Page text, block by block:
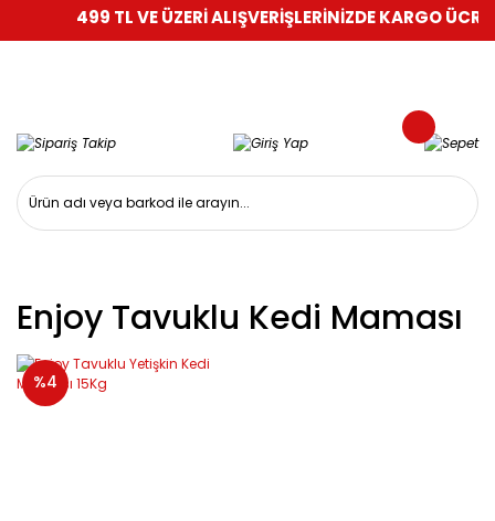
499 TL VE ÜZERİ ALIŞVERİŞLERİNİZDE KARGO
Enjoy Tavuklu Kedi Maması
%4